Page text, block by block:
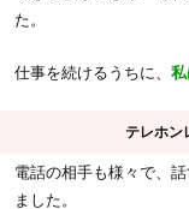
た。
仕事を続けるうちに、 私
テレホン
電話の相手も様々で、
ました。